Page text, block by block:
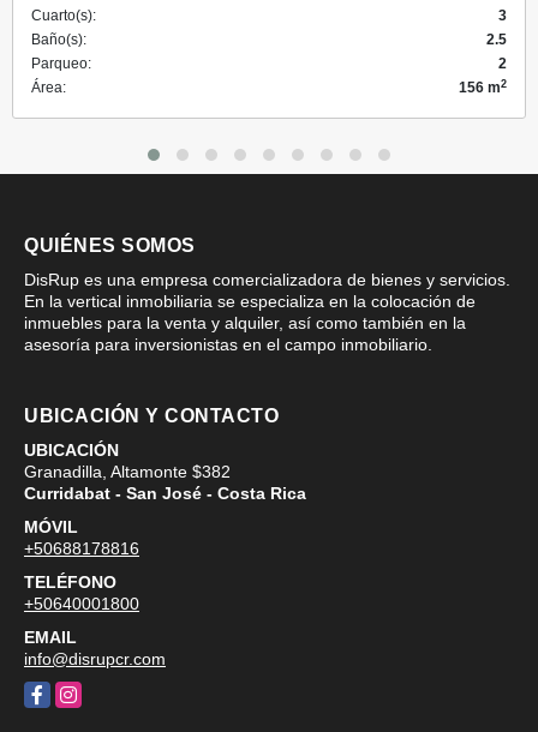
Cuarto(s):
3
Baño(s):
2.5
Parqueo:
2
Área:
156 m2
QUIÉNES SOMOS
DisRup es una empresa comercializadora de bienes y servicios.
En la vertical inmobiliaria se especializa en la colocación de
inmuebles para la venta y alquiler, así como también en la
asesoría para inversionistas en el campo inmobiliario.
UBICACIÓN Y CONTACTO
UBICACIÓN
Granadilla, Altamonte $382
Curridabat - San José - Costa Rica
MÓVIL
+50688178816
TELÉFONO
+50640001800
EMAIL
info@disrupcr.com